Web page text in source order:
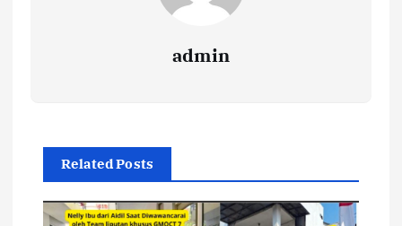
admin
Related Posts